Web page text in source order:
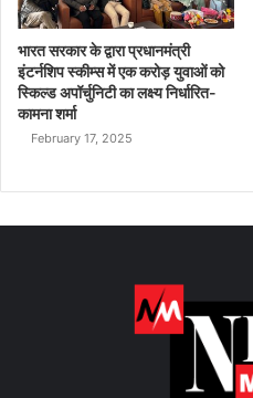
भारत सरकार के द्वारा प्रधानमंत्री
इंटर्नशिप स्कीम्स में एक करोड़ युवाओं को
स्किल्ड अपॉर्चुनिटी का लक्ष्य निर्धारित-
कामना शर्मा
February 17, 2025